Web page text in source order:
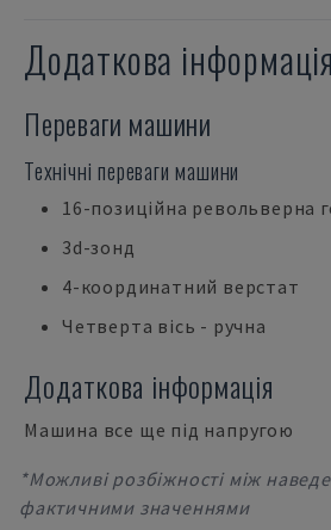
Додаткова інформація
Переваги машини
Технічні переваги машини
16-позиційна револьверна
3d-зонд
4-координатний верстат
Четверта вісь - ручна
Додаткова інформація
Машина все ще під напругою
*Можливі розбіжності між
фактичними значеннями